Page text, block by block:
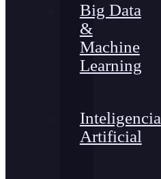
Big Data
&
Machine
Learning
Inteligencia
Artificial